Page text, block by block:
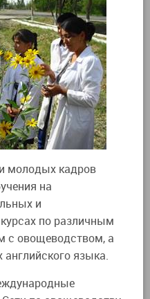
молодых кадров
на
и
по различным
с овощеводством, а
языка.